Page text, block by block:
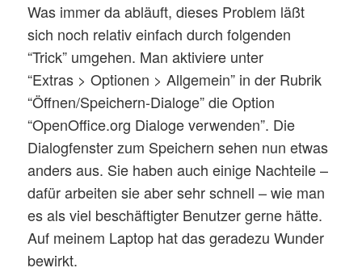
Was immer da abläuft, dieses Problem läßt
sich noch relativ einfach durch folgenden
“Trick” umgehen. Man aktiviere unter
“Extras > Optionen > Allgemein” in der Rubrik
“Öffnen/Speichern-Dialoge” die Option
“OpenOffice.org Dialoge verwenden”. Die
Dialogfenster zum Speichern sehen nun etwas
anders aus. Sie haben auch einige Nachteile –
dafür arbeiten sie aber sehr schnell – wie man
es als viel beschäftigter Benutzer gerne hätte.
Auf meinem Laptop hat das geradezu Wunder
bewirkt.